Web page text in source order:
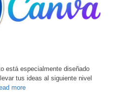
está especialmente diseñado
tus ideas al siguiente nivel
more